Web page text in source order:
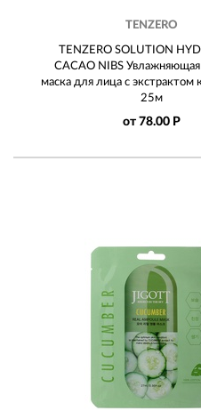
TENZERO
TENZERO SOLUTION
CACAO NIBS Увлажняющая
маска для лица с экстрактом
25м
от 78.00 Р